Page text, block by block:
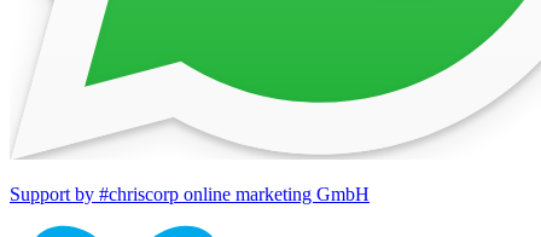
Support by #chriscorp online marketing GmbH